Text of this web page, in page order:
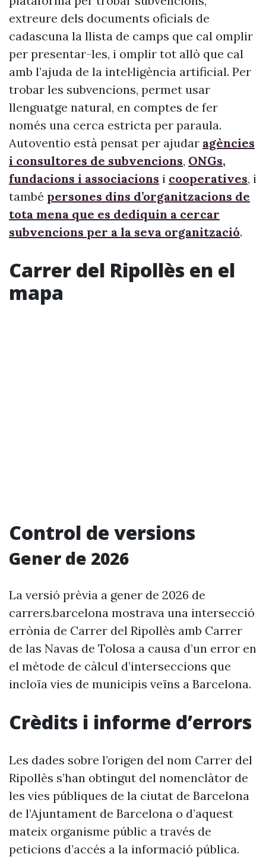
extreure dels documents oficials de
cadascuna la llista de camps que cal omplir
per presentar-les, i omplir tot allò que cal
amb l’ajuda de la intel·ligència artificial. Per
trobar les subvencions, permet usar
llenguatge natural, en comptes de fer
només una cerca estricta per paraula.
Autoventio està pensat per ajudar agències
i consultores de subvencions, ONGs,
fundacions i associacions i cooperatives, i
també persones dins d’organitzacions de
tota mena que es dediquin a cercar
subvencions per a la seva organització.
Carrer del Ripollès en el
mapa
Control de versions
Gener de 2026
La versió prèvia a gener de 2026 de
carrers.barcelona mostrava una intersecció
errònia de Carrer del Ripollès amb Carrer
de las Navas de Tolosa a causa d’un error en
el mètode de càlcul d’interseccions que
incloïa vies de municipis veïns a Barcelona.
Crèdits i informe d’errors
Les dades sobre l’origen del nom Carrer del
Ripollès s’han obtingut del nomenclàtor de
les vies públiques de la ciutat de Barcelona
de l’Ajuntament de Barcelona o d’aquest
mateix organisme públic a través de
peticions d’accés a la informació pública.